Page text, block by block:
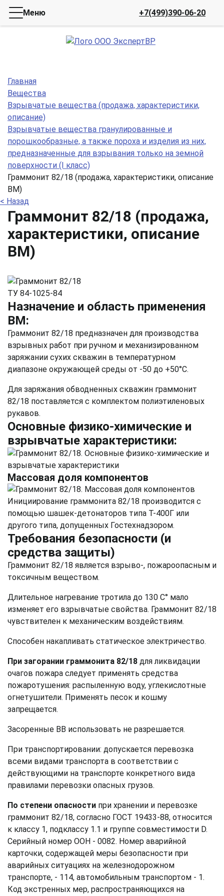
Меню +7(499)390-06-20
Главная
Вещества
Взрывчатые вещества (продажа, характеристики,
описание)
Взрывчатые вещества гранулированные и
порошкообразные, а также пороха и изделия из них,
предназначенные для взрывания только на земной
поверхности (I класс)
Граммонит 82/18 (продажа, характеристики, описание
ВМ)
< Назад
Граммонит 82/18 (продажа,
характеристики, описание
ВМ)
ТУ 84-1025-84
Назначение и область применения
ВМ:
Граммонит 82/18 предназначен для производства
взрывных работ при ручном и механизированном
заряжании сухих скважин в температурном
диапазоне окружающей среды от -50 до +50°С.
Для заряжания обводненных скважин граммонит
82/18 поставляется с комплектом полиэтиленовых
рукавов.
Основные физико-химические и
взрывчатые характеристики:
Массовая доля компонентов
Инициирование граммонита 82/18 производится с
помощью шашек-детонаторов типа Т-400Г или
другого типа, допущенных Гостехнадзором.
Требования безопасности (и
средства защиты)
Граммонит 82/18 является взрыво-, пожароопасным и
токсичным веществом.
Длительное нагревание тротила до 130 С° мало
изменяет его взрывчатые свойства. Граммонит 82/18
чувствителен к механическим воздействиям.
Способен накапливать статическое электричество.
При загорании граммонита 82/18 для ликвидации
очагов пожара следует применять средства
пожаротушения: распыленную воду, углекислотные
огнетушители. Применять песок и кошму
запрещается.
Засоренные ВВ использовать не разрешается.
При транспортировании: допускается перевозка
всеми видами транспорта в соответствии с
действующими на транспорте конкретного вида
правилами перевозки опасных грузов.
По степени опасности при хранении и перевозке
граммонит 82/18, согласно ГОСТ 19433-88, относится
к классу 1, подклассу 1.1 и группе совместимости D.
Серийный номер ООН - 0082. Номер аварийной
карточки, содержащей меры безопасности при
аварийных ситуациях на железнодорожном
транспорте, - 114, автомобильным транспортом - 1.
Код экстренных мер, распространяющихся на